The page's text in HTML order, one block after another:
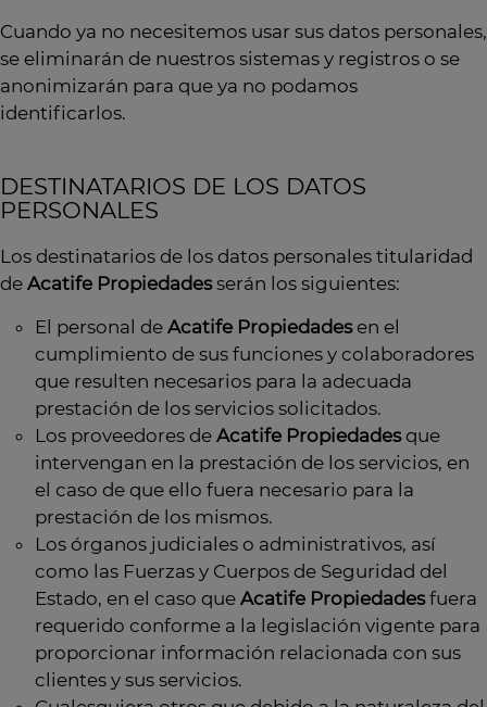
Cuando ya no necesitemos usar sus datos personales,
se eliminarán de nuestros sistemas y registros o se
anonimizarán para que ya no podamos
identificarlos.
DESTINATARIOS DE LOS DATOS
PERSONALES
Los destinatarios de los datos personales titularidad
de Acatife Propiedadesserán los siguientes:
El personal de Acatife Propiedadesen el
cumplimiento de sus funciones y colaboradores
que resulten necesarios para la adecuada
prestación de los servicios solicitados.
Los proveedores de Acatife Propiedadesque
intervengan en la prestación de los servicios, en
el caso de que ello fuera necesario para la
prestación de los mismos.
Los órganos judiciales o administrativos, así
como las Fuerzas y Cuerpos de Seguridad del
Estado, en el caso que Acatife Propiedadesfuera
requerido conforme a la legislación vigente para
proporcionar información relacionada con sus
clientes y sus servicios.